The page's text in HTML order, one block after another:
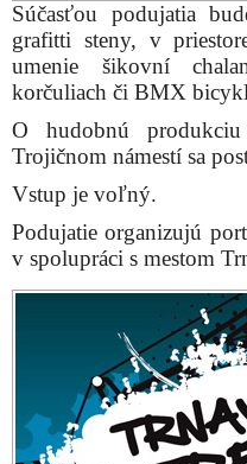
Súčasťou podujatia
grafitti steny, v
umenie šikovní
korčuliach či BMX
O hudobnú
Trojičnom námestí sa
Vstup je voľný.
Podujatie organizujú
v spolupráci s mestom